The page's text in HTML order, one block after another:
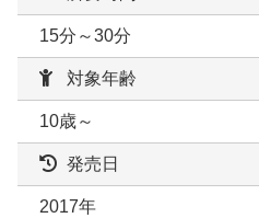
15分～30分
対象年齢
10歳～
発売日
2017年